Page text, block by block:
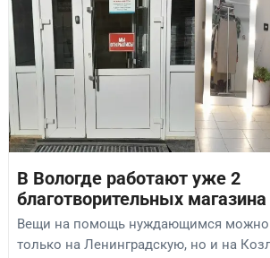
В Вологде работают уже 2
благотворительных магазина
Вещи на помощь нуждающимся можно
только на Ленинградскую, но и на